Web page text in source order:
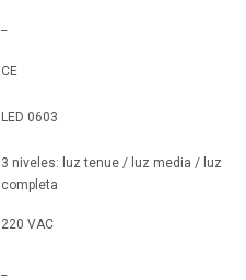
CE
LED 0603
3 niveles: luz tenue / luz media / luz
completa
220 VAC